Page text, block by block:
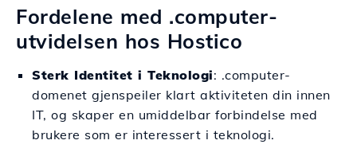
Fordelene med .computer-
utvidelsen hos Hostico
Sterk Identitet i Teknologi: .computer-
domenet gjenspeiler klart aktiviteten din innen
IT, og skaper en umiddelbar forbindelse med
brukere som er interessert i teknologi.